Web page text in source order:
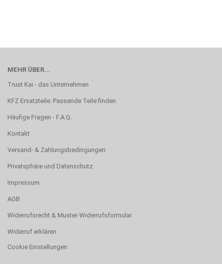
MEHR ÜBER...
Trust Kai - das Unternehmen
KFZ Ersatzteile: Passende Teile finden
Häufige Fragen - F.A.Q.
Kontakt
Versand- & Zahlungsbedingungen
Privatsphäre und Datenschutz
Impressum
AGB
Widerrufsrecht & Muster-Widerrufsformular
Widerruf erklären
Cookie Einstellungen